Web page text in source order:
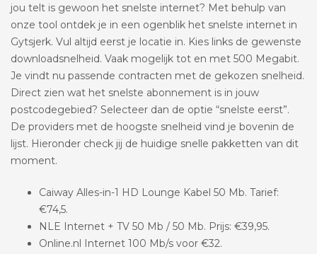
jou telt is gewoon het snelste internet? Met behulp van
onze tool ontdek je in een ogenblik het snelste internet in
Gytsjerk. Vul altijd eerst je locatie in. Kies links de gewenste
downloadsnelheid. Vaak mogelijk tot en met 500 Megabit.
Je vindt nu passende contracten met de gekozen snelheid.
Direct zien wat het snelste abonnement is in jouw
postcodegebied? Selecteer dan de optie “snelste eerst”.
De providers met de hoogste snelheid vind je bovenin de
lijst. Hieronder check jij de huidige snelle pakketten van dit
moment.
Caiway Alles-in-1 HD Lounge Kabel 50 Mb. Tarief:
€74,5.
NLE Internet + TV 50 Mb / 50 Mb. Prijs: €39,95.
Online.nl Internet 100 Mb/s voor €32.